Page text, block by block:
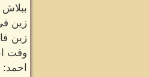
زين
زين
وقت
احمد: